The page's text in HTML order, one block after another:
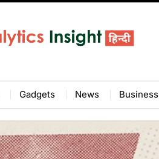
Gadgets News Business